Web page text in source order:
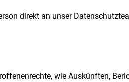
direkt an unser
wie Auskünften,